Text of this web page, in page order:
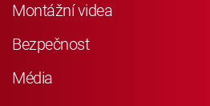
Montážní videa
Bezpečnost
Média